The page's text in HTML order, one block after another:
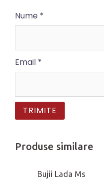
Nume *
Email *
Produse similare
Bujii Lada Ms